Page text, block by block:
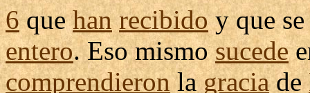
6quehan recibidoy que
entero. Eso mismosucede
comprendieronlagraciade